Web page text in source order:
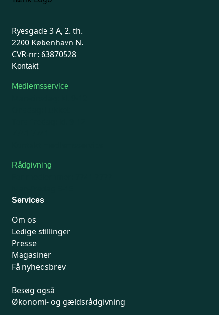
Ryesgade 3 A, 2. th.
2200 København N.
CVR-nr: 63870528
Kontakt
Medlemsservice
Rådgivning
Services
Om os
Ledige stillinger
Presse
Magasiner
Få nyhedsbrev
Besøg også
Økonomi- og gældsrådgivning